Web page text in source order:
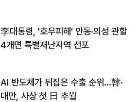
李대통령, '호우피해' 안동·의성 관할
4개면 특별재난지역 선포
AI 반도체가 뒤집은 수출 순위…韓·
대만, 사상 첫 日 추월